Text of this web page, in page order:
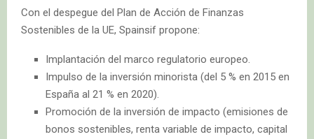
Con el despegue del Plan de Acción de Finanzas
Sostenibles de la UE, Spainsif propone:
Implantación del marco regulatorio europeo.
Impulso de la inversión minorista (del 5 % en 2015 en
España al 21 % en 2020).
Promoción de la inversión de impacto (emisiones de
bonos sostenibles, renta variable de impacto, capital